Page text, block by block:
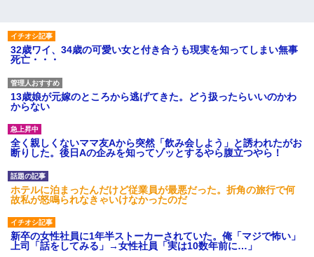
32歳ワイ、34歳の可愛い女と付き合うも現実を知ってしまい無事
死亡・・・
13歳娘が元嫁のところから逃げてきた。どう扱ったらいいのかわ
からない
全く親しくないママ友Aから突然「飲み会しよう」と誘われたがお
断りした。後日Aの企みを知ってゾッとするやら腹立つやら！
ホテルに泊まったんだけど従業員が最悪だった。折角の旅行で何
故私が怒鳴られなきゃいけなかったのだ
新卒の女性社員に1年半ストーカーされていた。俺「マジで怖い」
上司「話をしてみる」→女性社員「実は10数年前に…」